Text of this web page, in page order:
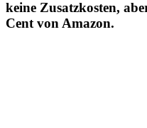
keine Zusatzkosten,
Cent von Amazon.